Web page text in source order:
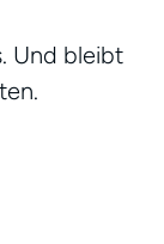
Und bleibt